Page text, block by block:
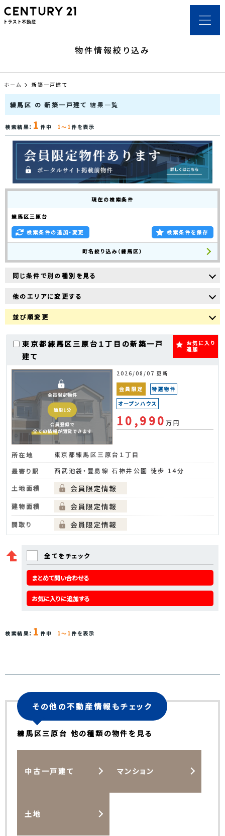
物件情報絞り込み
ホーム 新築一戸建て
練馬区 の 新築一戸建て結果一覧
検索結果： 1 件中 1～1件を表示
現在の検索条件
練馬区三原台
検索条件の追加・変更 検索条件を保存
町名絞り込み（練馬区）
同じ条件で別の種別を見る
他のエリアに変更する
並び順変更
東京都練馬区三原台１丁目の新築一戸
建て
お気に入り
追加
2026/08/07 更新
会員限定
特選物件
オープンハウス
10,990万円
所在地
東京都練馬区三原台１丁目
最寄り駅
西武池袋・豊島線 石神井公園 徒歩 14分
土地面積
建物面積
間取り
全てをチェック
まとめて問い合わせる
お気に入りに追加する
検索結果： 1 件中 1～1件を表示
その他の不動産情報もチェック
練馬区三原台 他の種類の物件を見る
中古一戸建て マンション
土地